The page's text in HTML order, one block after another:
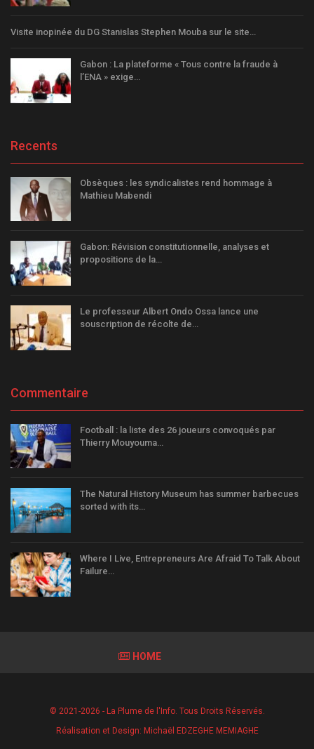
Visite inopinée du DG Stanislas Stephen Mouba sur le site…
Gabon : La plateforme « Tous contre la fraude à
l’ENA » exige…
Recents
Obsèques : les syndicalistes rend hommage à
Mathieu Mabendi
Gabon: Révision constitutionnelle, analyses et
propositions de la…
Le professeur Albert Ondo Ossa lance une
souscription de récolte de…
Commentaire
Football : la liste des 26 joueurs convoqués par
Thierry Mouyouma…
The Natural History Museum has summer barbecues
sorted with its…
Where I Live, Entrepreneurs Are Afraid To Talk About
Failure…
HOME
© 2021-2026 - La Plume de l'Info. Tous Droits Réservés.
Réalisation et Design: Michaël EDZEGHE MEMIAGHE